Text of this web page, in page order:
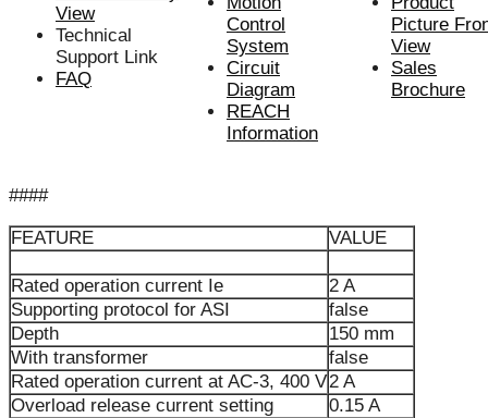
View
Technical
Support Link
FAQ
Control
System
Circuit
Diagram
REACH
Information
Picture
View
Sales
Brochure
####
FEATURE VALUE
Rated operation current Ie
2 A
Supporting protocol for ASI
false
Depth
150 mm
With transformer
false
Rated operation current at AC-3, 400 V2 A
Overload release current setting
0.15 A